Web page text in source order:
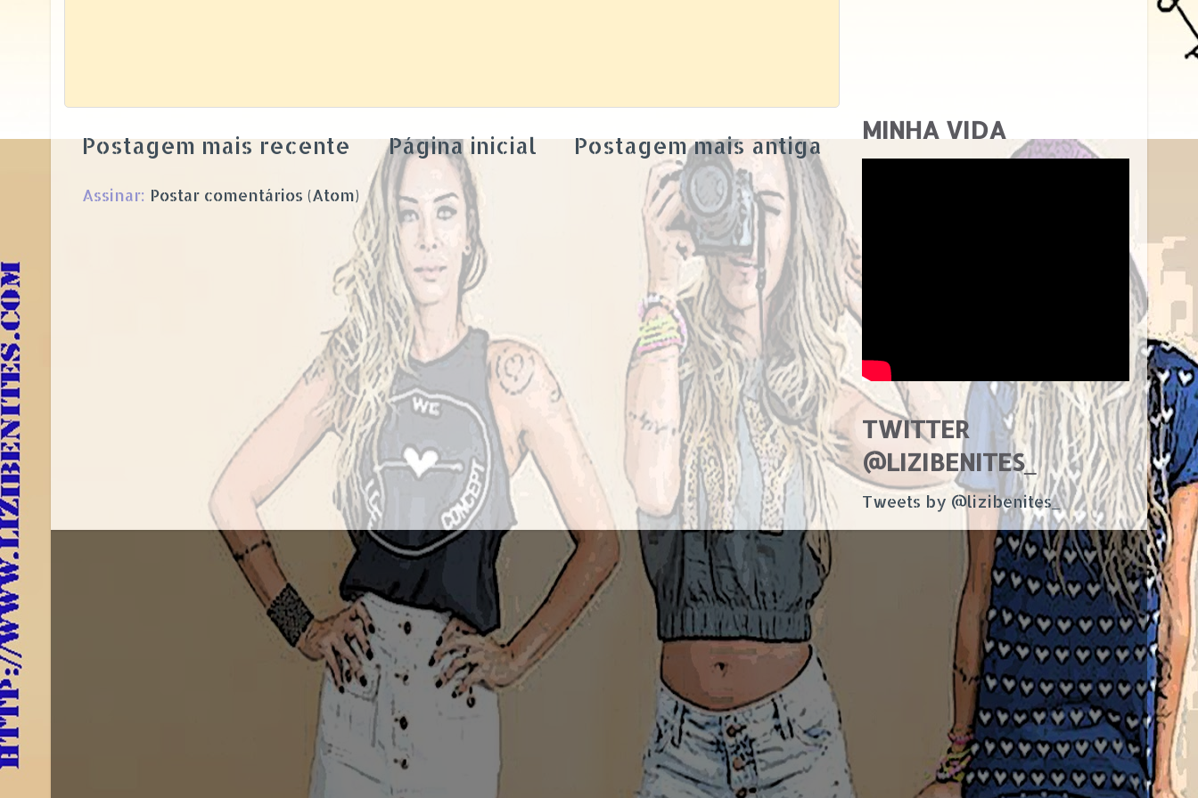
Postagem mais recente Postagem mais antiga
Página inicial
Assinar: Postar comentários (Atom)
MINHA VIDA
TWITTER
@LIZIBENITES_
Tweets by @lizibenites_